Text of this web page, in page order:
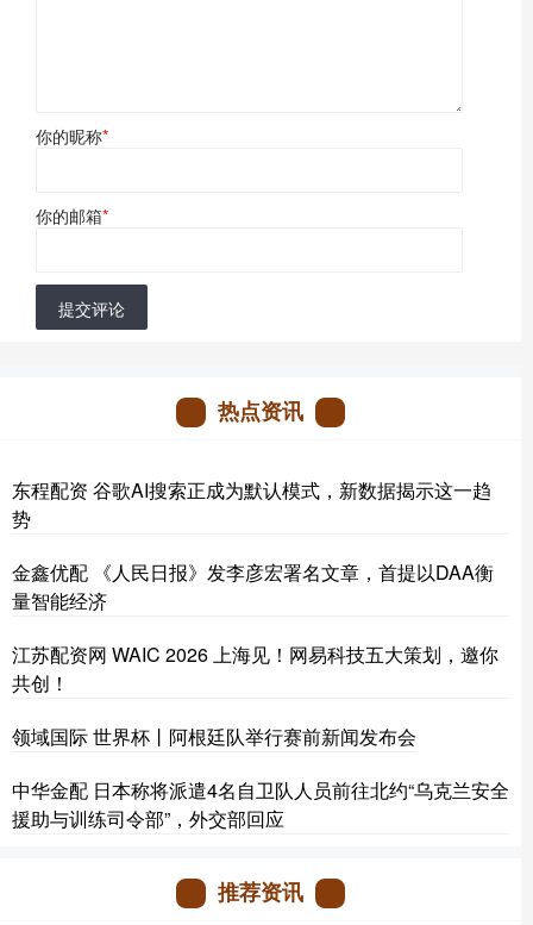
你的昵称*
你的邮箱*
提交评论
热点资讯
东程配资 谷歌AI搜索正成为默认模式，新数据揭示这一趋
势
金鑫优配 《人民日报》发李彦宏署名文章，首提以DAA衡
量智能经济
江苏配资网 WAIC 2026 上海见！网易科技五大策划，邀你
共创！
领域国际 世界杯丨阿根廷队举行赛前新闻发布会
中华金配 日本称将派遣4名自卫队人员前往北约“乌克兰安全
援助与训练司令部”，外交部回应
推荐资讯